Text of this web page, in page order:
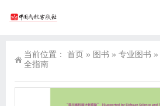
当前位置： 首页 » 图书 » 专业图书 »
全指南